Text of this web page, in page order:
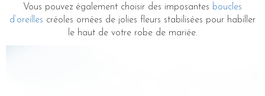
Vous pouvez également choisir des imposantes boucles
d’oreilles créoles ornées de jolies fleurs stabilisées pour habiller
le haut de votre robe de mariée.